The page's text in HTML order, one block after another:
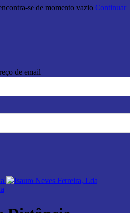
se de momento vazio Continuar
de email